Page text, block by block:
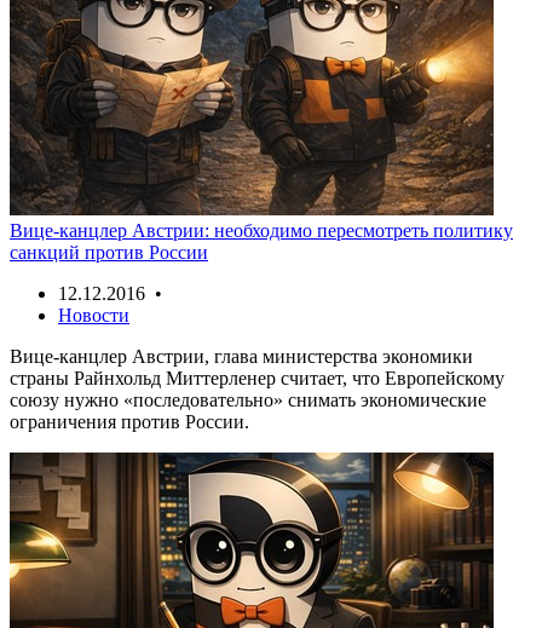
Вице-канцлер Австрии: необходимо пересмотреть политику
санкций против России
12.12.2016 •
Новости
Вице-канцлер Австрии, глава министерства экономики
страны Райнхольд Миттерленер считает, что Европейскому
союзу нужно «последовательно» снимать экономические
ограничения против России.